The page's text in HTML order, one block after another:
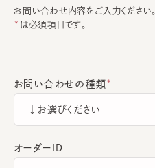
お問い合わせ内容をご入力ください。
は必須項目です。
お問い合わせの種類
オーダーＩＤ